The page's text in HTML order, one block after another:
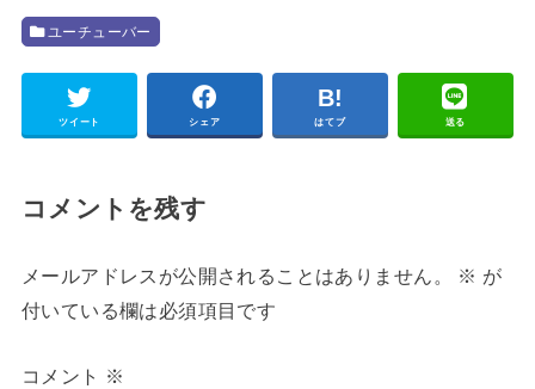
ユーチューバー
ツイート シェア はてブ 送る
コメントを残す
メールアドレスが公開されることはありません。 ※ が
付いている欄は必須項目です
コメント ※